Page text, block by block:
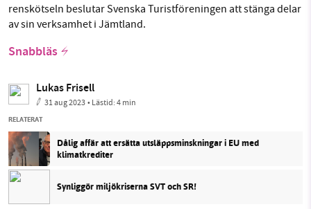
renskötseln beslutar Svenska Turistföreningen att stänga delar
av sin verksamhet i Jämtland.
Snabbläs
Lukas Frisell
31 aug 2023• Lästid:4 min
RELATERAT
Dålig affär att ersätta utsläppsminskningar i EU med
klimatkrediter
Synliggör miljökriserna SVT och SR!